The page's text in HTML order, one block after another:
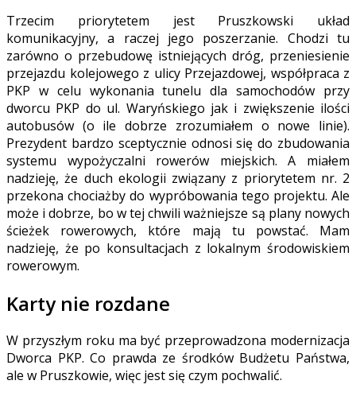
Trzecim priorytetem jest Pruszkowski układ
komunikacyjny, a raczej jego poszerzanie. Chodzi tu
zarówno o przebudowę istniejących dróg, przeniesienie
przejazdu kolejowego z ulicy Przejazdowej, współpraca z
PKP w celu wykonania tunelu dla samochodów przy
dworcu PKP do ul. Waryńskiego jak i zwiększenie ilości
autobusów (o ile dobrze zrozumiałem o nowe linie).
Prezydent bardzo sceptycznie odnosi się do zbudowania
systemu wypożyczalni rowerów miejskich. A miałem
nadzieję, że duch ekologii związany z priorytetem nr. 2
przekona chociażby do wypróbowania tego projektu. Ale
może i dobrze, bo w tej chwili ważniejsze są plany nowych
ścieżek rowerowych, które mają tu powstać. Mam
nadzieję, że po konsultacjach z lokalnym środowiskiem
rowerowym.
Karty nie rozdane
W przyszłym roku ma być przeprowadzona modernizacja
Dworca PKP. Co prawda ze środków Budżetu Państwa,
ale w Pruszkowie, więc jest się czym pochwalić.